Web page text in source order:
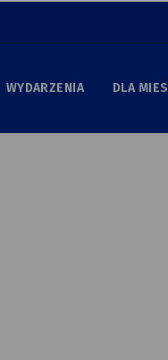
WYDARZENIA DLA